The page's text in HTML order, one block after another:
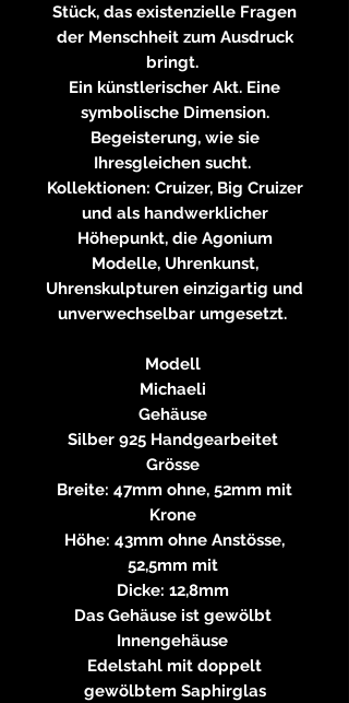
Stück, das existenzielle Fragen
der Menschheit zum Ausdruck
bringt.
Ein künstlerischer Akt. Eine
symbolische Dimension.
Begeisterung, wie sie
Ihresgleichen sucht.
Kollektionen: Cruizer, Big Cruizer
und als handwerklicher
Höhepunkt, die Agonium
Modelle, Uhrenkunst,
Uhrenskulpturen einzigartig und
unverwechselbar umgesetzt.
Modell
Michaeli
Gehäuse
Silber 925 Handgearbeitet
Grösse
Breite: 47mm ohne, 52mm mit
Krone
Höhe: 43mm ohne Anstösse,
52,5mm mit
Dicke: 12,8mm
Das Gehäuse ist gewölbt
Innengehäuse
Edelstahl mit doppelt
gewölbtem Saphirglas